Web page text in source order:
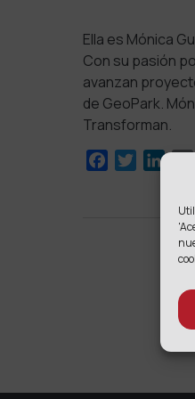
Ella es Mónica
Con su pasión
avanzan
de GeoPark.
Transforman.
Facebook
Twitter